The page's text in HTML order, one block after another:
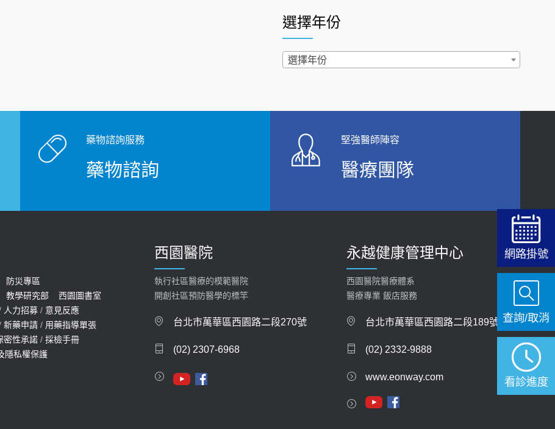
西園醫院55周年 7／10捐血公益活動 邀民眾
熱血響應
2026-06-30
2026-06-25
健康肛門痛都是痔瘡?醫談瘍瘍瘻管與肛裂差
異 逾50歲民眾可做1事
避免血糖血壓飆高
【防跌密碼-防止嬰幼兒跌落及因應處理指
上班常待在冷氣房？小心泌尿道感染 醫示
【2026年世界無菸日】 宣導
2022-02-17
過量維生素D和鈣恐罹癌? 醫師釋疑：搞懂4原則
不怕補錯
「落枕」不要大力按脖子！ 1招「伸展運動」預防
2020-12-15
白天跑廁所超過8次，就算膀胱過動症！醫師：趁
2021-03-05
少？醫：過多恐增罹癌風險
骨科魏志定主任接受專訪 【年代電視台聚焦2.0】
近4成人口骨質疏鬆？12類人快做骨質密度檢查！
醫：注意5重點可逆轉骨鬆
膝蓋退化有9大部位 骨科醫坦言：不一定得換人工
選擇年份
選擇年份
藥物諮詢服務
藥物諮詢
堅強醫師陣容
醫療團隊
防災專區
教學研究部
西園圖書室
人力招募 / 意見反應
新藥申請 / 用藥指導單張
密性承諾 / 採檢手冊
隱私權保護
西園醫院
執行社區醫療的模範醫院
開創社區預防醫學的標竿
台北市萬華區西園路二段270號
(02) 2307-6968
永越健康管理中心
西園醫院醫療體系
醫療專業 飯店服務
台北市萬華區西園路二段189號
(02) 2332-9888
www.eonway.com
網路掛號
看診進度
查詢/取消